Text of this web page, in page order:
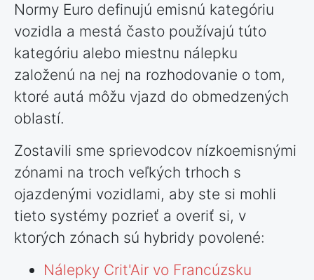
Normy Euro definujú emisnú kategóriu
vozidla a mestá často používajú túto
kategóriu alebo miestnu nálepku
založenú na nej na rozhodovanie o tom,
ktoré autá môžu vjazd do obmedzených
oblastí.
Zostavili sme sprievodcov nízkoemisnými
zónami na troch veľkých trhoch s
ojazdenými vozidlami, aby ste si mohli
tieto systémy pozrieť a overiť si, v
ktorých zónach sú hybridy povolené:
Nálepky Crit'Air vo Francúzsku